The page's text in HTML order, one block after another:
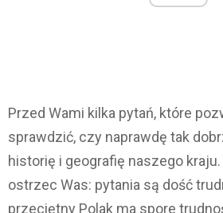
Przed Wami kilka pytań, które
sprawdzić, czy naprawdę tak
historię i geografię naszego
ostrzec Was: pytania są dość
przeciętny Polak ma spore